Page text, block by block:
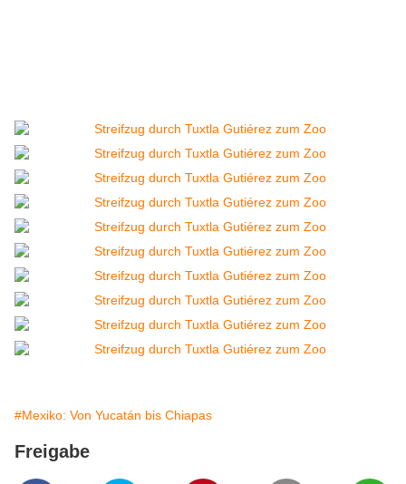
#Mexiko: Von Yucatán bis Chiapas
Freigabe